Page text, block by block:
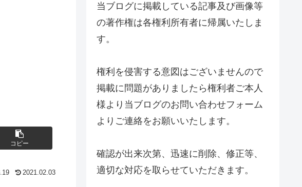
コピー
2021.02.03
当ブログに掲載している記事及び画像等
の著作権は各権利所有者に帰属いたしま
す。
権利を侵害する意図はございませんので
掲載に問題がありましたら権利者ご本人
様より当ブログのお問い合わせフォーム
よりご連絡をお願いいたします。
確認が出来次第、迅速に削除、修正等、
適切な対応を取らせていただきます。